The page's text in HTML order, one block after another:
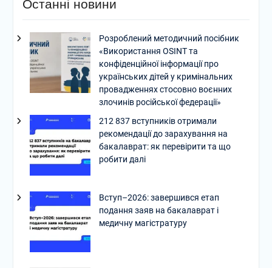
Останні новини
Розроблений методичний посібник
«Використання OSINT та
конфіденційної інформації про
українських дітей у кримінальних
провадженнях стосовно воєнних
злочинів російської федерації»
212 837 вступників отримали
рекомендації до зарахування на
бакалаврат: як перевірити та що
робити далі
Вступ–2026: завершився етап
подання заяв на бакалаврат і
медичну магістратуру